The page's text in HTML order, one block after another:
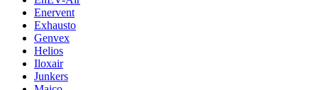
Enervent
Exhausto
Genvex
Helios
Iloxair
Junkers